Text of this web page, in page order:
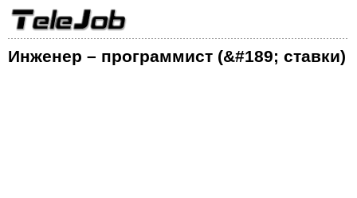
Инженер – программист (&#189; ставки)